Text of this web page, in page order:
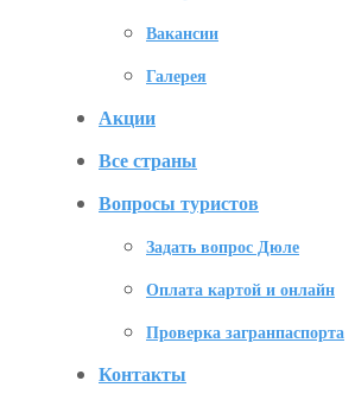
Вакансии
Галерея
Акции
Все страны
Вопросы туристов
Задать вопрос Дюле
Оплата картой и онлайн
Проверка загранпаспорта
Контакты